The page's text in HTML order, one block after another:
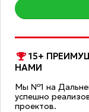
15+
НАМИ
Мы №1 на
успешно
проектов.